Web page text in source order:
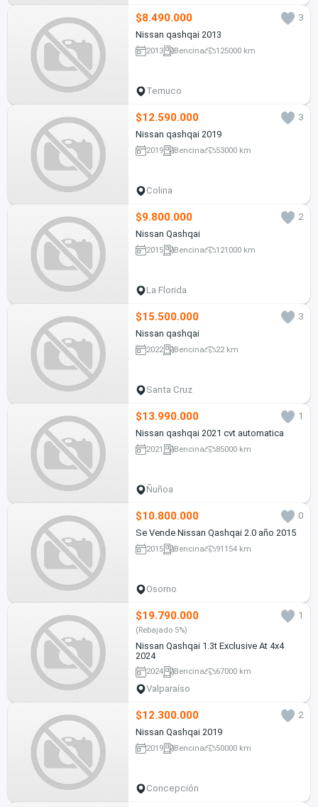
$8.490.000
3
Nissan qashqai 2013
2013 Bencina 125000 km
Temuco
$12.590.000
3
Nissan qashqai 2019
2019 Bencina 53000 km
Colina
$9.800.000
2
Nissan Qashqai
2015 Bencina 121000 km
La Florida
$15.500.000
3
Nissan qashqai
2022 Bencina 22 km
Santa Cruz
$13.990.000
1
Nissan qashqai 2021 cvt automatica
2021 Bencina 85000 km
Ñuñoa
$10.800.000
0
Se Vende Nissan Qashqai 2.0 año 2015
2015 Bencina 91154 km
Osorno
$19.790.000 1
(Rebajado 5%)
Nissan Qashqai 1.3t Exclusive At 4x4
2024
2024 Bencina 67000 km
Valparaíso
$12.300.000
2
Nissan Qashqai 2019
2019 Bencina 50000 km
Concepción